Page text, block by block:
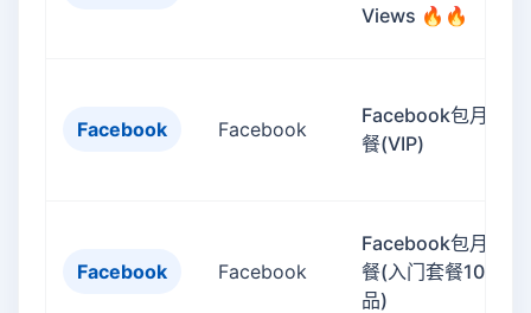
Views 🔥🔥
Facebook Facebook
Facebook包月赞套
餐(VIP)
Facebook Facebook
Facebook包月赞套
餐(入门套餐10新作
品)